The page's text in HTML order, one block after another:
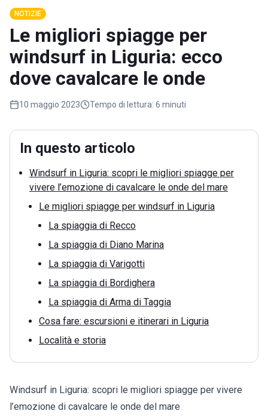
NOTIZIE
Le migliori spiagge per
windsurf in Liguria: ecco
dove cavalcare le onde
10 maggio 2023 Tempo di lettura: 6 minuti
In questo articolo
Windsurf in Liguria: scopri le migliori spiagge per
vivere l’emozione di cavalcare le onde del mare
Le migliori spiagge per windsurf in Liguria
La spiaggia di Recco
La spiaggia di Diano Marina
La spiaggia di Varigotti
La spiaggia di Bordighera
La spiaggia di Arma di Taggia
Cosa fare: escursioni e itinerari in Liguria
Località e storia
Windsurf in Liguria: scopri le migliori spiagge per vivere
l’emozione di cavalcare le onde del mare